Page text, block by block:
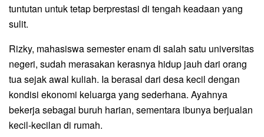
tuntutan untuk tetap berprestasi di tengah keadaan yang
sulit.
Rizky, mahasiswa semester enam di salah satu universitas
negeri, sudah merasakan kerasnya hidup jauh dari orang
tua sejak awal kuliah. Ia berasal dari desa kecil dengan
kondisi ekonomi keluarga yang sederhana. Ayahnya
bekerja sebagai buruh harian, sementara ibunya berjualan
kecil-kecilan di rumah.